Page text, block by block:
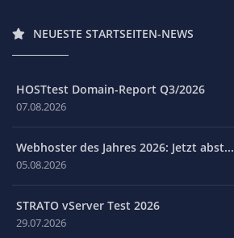
NEUESTE STARTSEITEN-NEWS
HOSTtest Domain-Report Q3/2026
07.08.2026
Webhoster des Jahres 2026: Jetzt abst...
05.08.2026
STRATO vServer Test 2026
29.07.2026